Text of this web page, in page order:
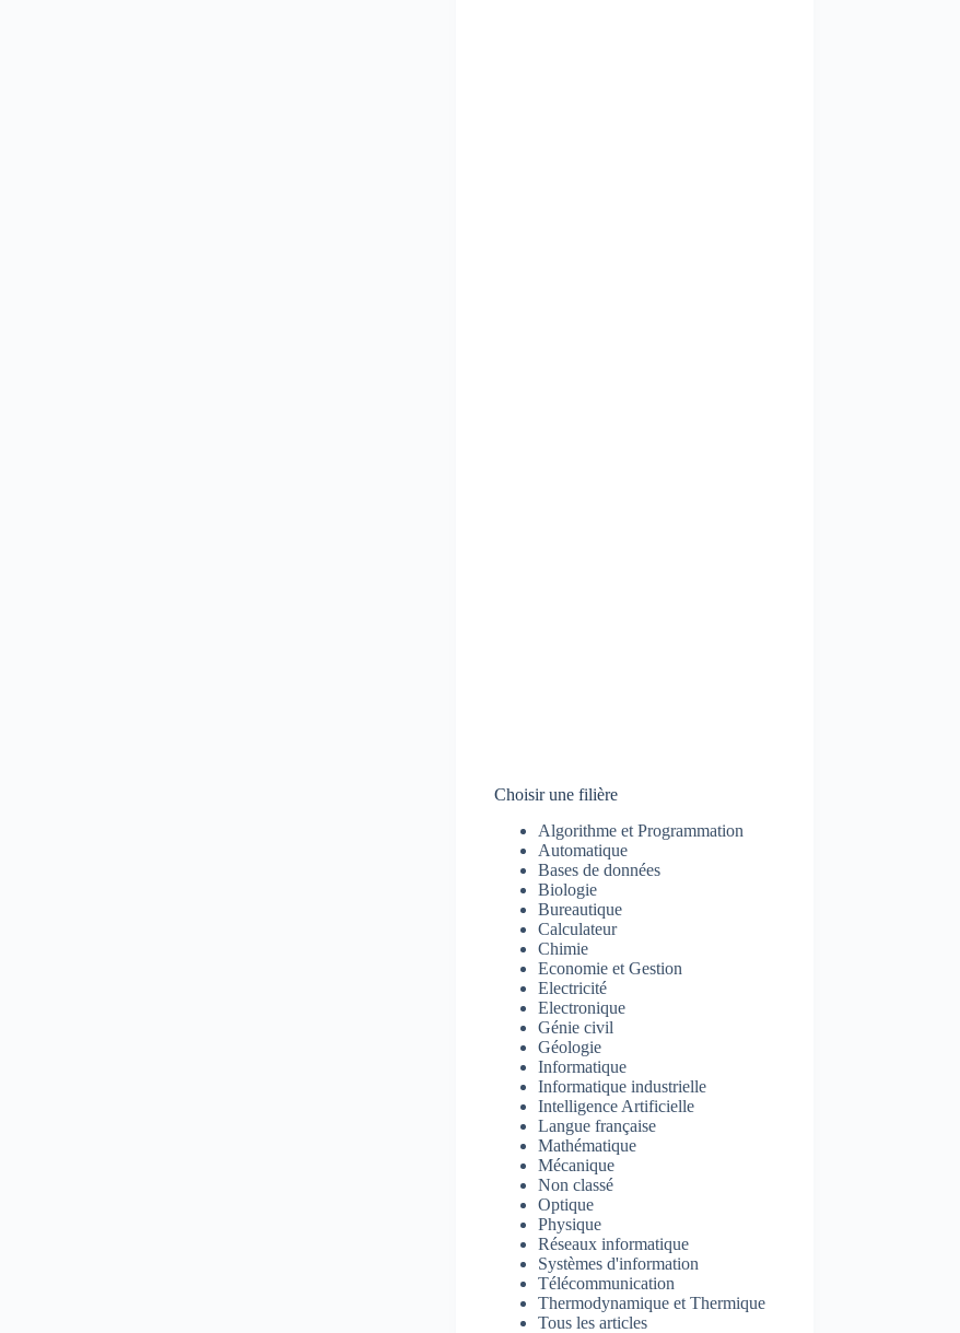
Choisir une filière
Algorithme et Programmation
Automatique
Bases de données
Biologie
Bureautique
Calculateur
Chimie
Economie et Gestion
Electricité
Electronique
Génie civil
Géologie
Informatique
Informatique industrielle
Intelligence Artificielle
Langue française
Mathématique
Mécanique
Non classé
Optique
Physique
Réseaux informatique
Systèmes d'information
Télécommunication
Thermodynamique et Thermique
Tous les articles